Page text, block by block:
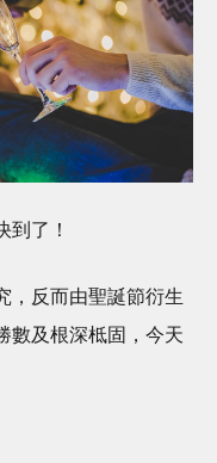
到了！
，反而由聖誕節衍生
數及根深柢固，今天